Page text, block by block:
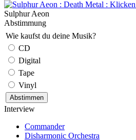
Sulphur Aeon
Abstimmung
Wie kaufst du deine Musik?
CD
Digital
Tape
Vinyl
Interview
Commander
Disharmonic Orchestra